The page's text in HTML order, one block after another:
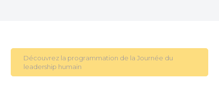
Découvrez la programmation de la Journée du
leadership humain